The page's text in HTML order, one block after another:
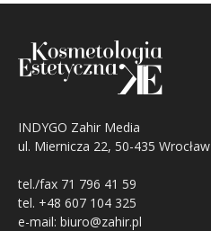
INDYGO Zahir Media
ul. Miernicza 22, 50-435 Wrocław
tel./fax 71 796 41 59
tel. +48 607 104 325
e-mail: biuro@zahir.pl